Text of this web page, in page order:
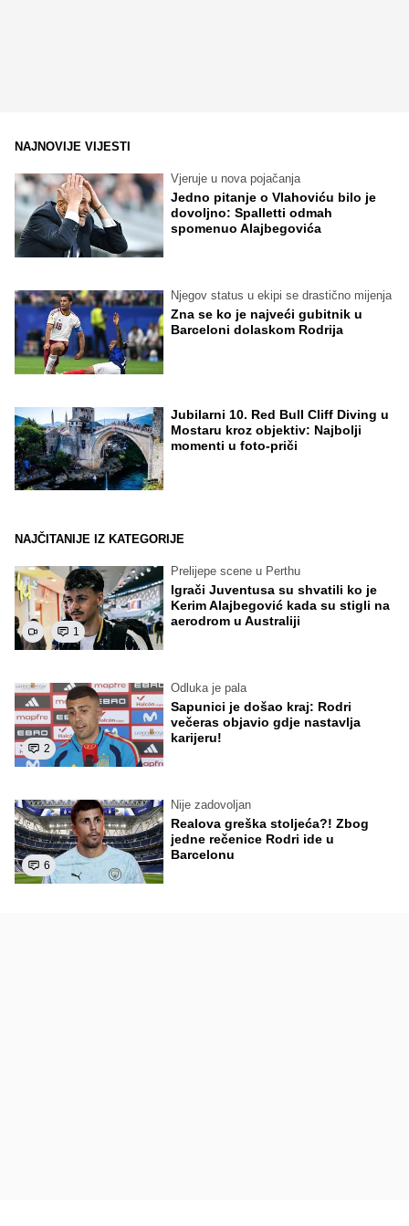
NAJNOVIJE VIJESTI
Vjeruje u nova pojačanja
Jedno pitanje o Vlahoviću bilo je
dovoljno: Spalletti odmah
spomenuo Alajbegovića
Njegov status u ekipi se drastično mijenja
Zna se ko je najveći gubitnik u
Barceloni dolaskom Rodrija
Jubilarni 10. Red Bull Cliff Diving u
Mostaru kroz objektiv: Najbolji
momenti u foto-priči
NAJČITANIJE IZ KATEGORIJE
1
Prelijepe scene u Perthu
Igrači Juventusa su shvatili ko je
Kerim Alajbegović kada su stigli na
aerodrom u Australiji
2
Odluka je pala
Sapunici je došao kraj: Rodri
večeras objavio gdje nastavlja
karijeru!
6
Nije zadovoljan
Realova greška stoljeća?! Zbog
jedne rečenice Rodri ide u
Barcelonu